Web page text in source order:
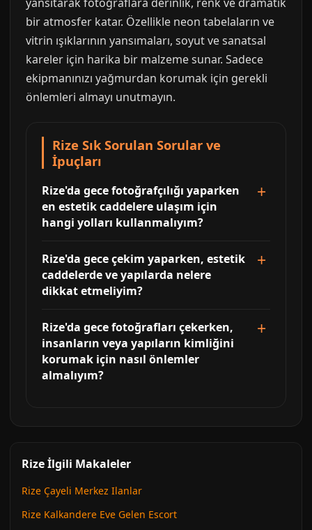
bir atmosfer katar. Özellikle neon tabelaların ve
vitrin ışıklarının yansımaları, soyut ve sanatsal
kareler için harika bir malzeme sunar. Sadece
ekipmanınızı yağmurdan korumak için gerekli
önlemleri almayı unutmayın.
Rize Sık Sorulan Sorular ve
İpuçları
Rize'da gece fotoğrafçılığı yaparken
en estetik caddelere ulaşım için
hangi yolları kullanmalıyım?
Rize'da gece çekim yaparken, estetik
caddelerde ve yapılarda nelere
dikkat etmeliyim?
Rize'da gece fotoğrafları çekerken,
insanların veya yapıların kimliğini
korumak için nasıl önlemler
almalıyım?
Rize İlgili Makaleler
Rize Çayeli Merkez Ilanlar
Rize Kalkandere Eve Gelen Escort